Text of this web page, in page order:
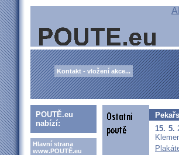
Kontakt - vložení akce...
POUTĚ.eu
nabízí:
Hlavní strana
www.POUTĚ.eu
15. 5.